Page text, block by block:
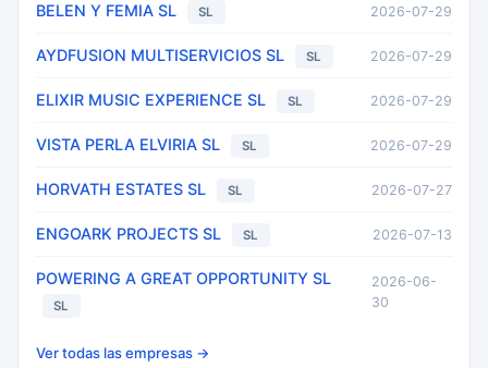
BELEN Y FEMIA SL SL 2026-07-29
AYDFUSION MULTISERVICIOS SL SL 2026-07-29
ELIXIR MUSIC EXPERIENCE SL SL 2026-07-29
VISTA PERLA ELVIRIA SL SL 2026-07-29
HORVATH ESTATES SL SL 2026-07-27
ENGOARK PROJECTS SL SL 2026-07-13
POWERING A GREAT OPPORTUNITY SL
SL
2026-06-
30
Ver todas las empresas →